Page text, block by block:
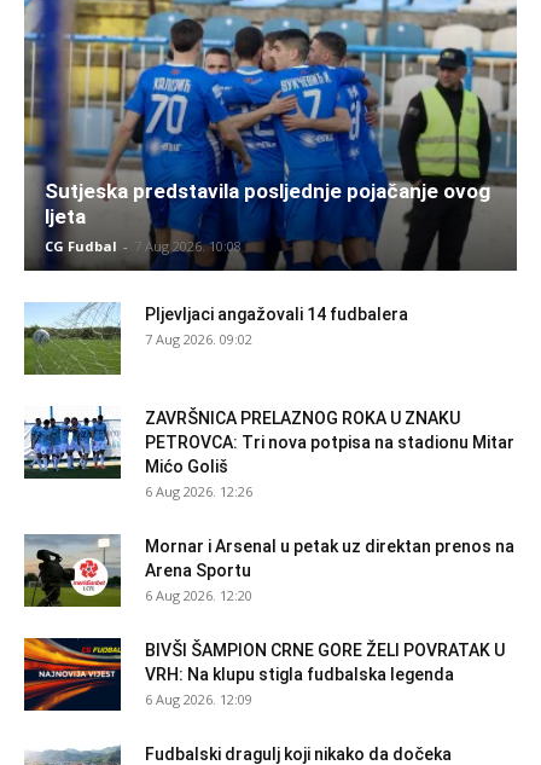
Sutjeska predstavila posljednje pojačanje ovog
ljeta
CG Fudbal - 7 Aug 2026. 10:08
Pljevljaci angažovali 14 fudbalera
7 Aug 2026. 09:02
ZAVRŠNICA PRELAZNOG ROKA U ZNAKU
PETROVCA: Tri nova potpisa na stadionu Mitar
Mićo Goliš
6 Aug 2026. 12:26
Mornar i Arsenal u petak uz direktan prenos na
Arena Sportu
6 Aug 2026. 12:20
BIVŠI ŠAMPION CRNE GORE ŽELI POVRATAK U
VRH: Na klupu stigla fudbalska legenda
6 Aug 2026. 12:09
Fudbalski dragulj koji nikako da dočeka